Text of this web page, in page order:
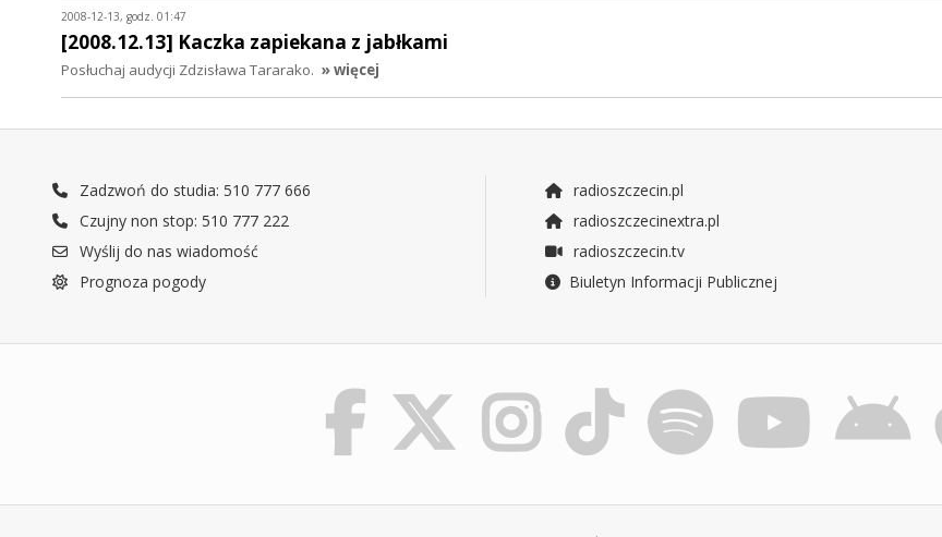
2008-12-13, godz. 01:47
[2008.12.13] Kaczka zapiekana z jabłkami
Posłuchaj audycji Zdzisława Tararako. » więcej
Zadzwoń do studia: 510 777 666
Czujny non stop: 510 777 222
Wyślij do nas wiadomość
Prognoza pogody
radioszczecin.pl
radioszczecinextra.pl
radioszczecin.tv
Biuletyn Informacji Publicznej